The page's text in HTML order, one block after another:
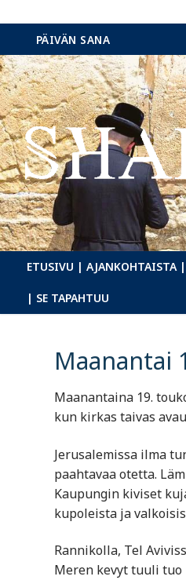
Hyppää
sisältöön
PÄIVÄN SANA
ETUSIVU | AJANKOHTAISTA
| SE TAPAHTUU
Maanantai
Maanantaina 19.
kun kirkas taivas
Jerusalemissa ilma
paahtavaa otetta.
Kaupungin kiviset
kupoleista ja
Rannikolla, Tel
Meren kevyt tuuli